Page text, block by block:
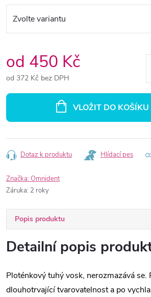
od 450 Kč
od 372 Kč bez DPH
VLOŽIT DO KOŠÍKU
Dotaz k produktu Hlídací pes
Značka: Omnident
Záruka: 2 roky
Popis produktu
Detailní popis
Ploténkový tuhý vosk, nerozmazává se.
dlouhotrvající tvarovatelnost a po